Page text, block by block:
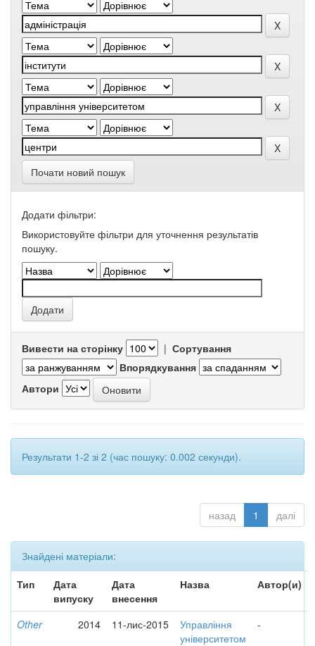
Почати новий пошук
Додати фільтри:
Використовуйте фільтри для уточнення результатів
пошуку.
Вивести на сторінку | Сортування
Впорядкування
Автори
Результати 1-2 зі 2 (час пошуку: 0.002 секунди).
назад 1 далі
Знайдені матеріали:
Тип
Дата
випуску
Дата
внесення
Назва Автор(и)
Other 2014 11-лис-2015
Управління
університетом
-